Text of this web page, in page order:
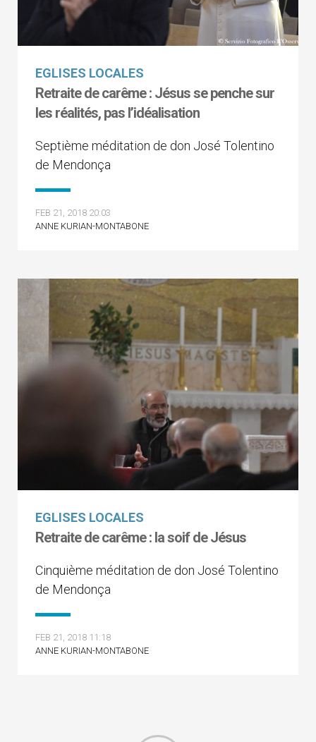
EGLISES LOCALES
Retraite de carême : Jésus se penche sur
les réalités, pas l’idéalisation
Septième méditation de don José Tolentino
de Mendonça
FEB 21, 2018 20:03
ANNE KURIAN-MONTABONE
EGLISES LOCALES
Retraite de carême : la soif de Jésus
Cinquième méditation de don José Tolentino
de Mendonça
FEB 21, 2018 11:18
ANNE KURIAN-MONTABONE